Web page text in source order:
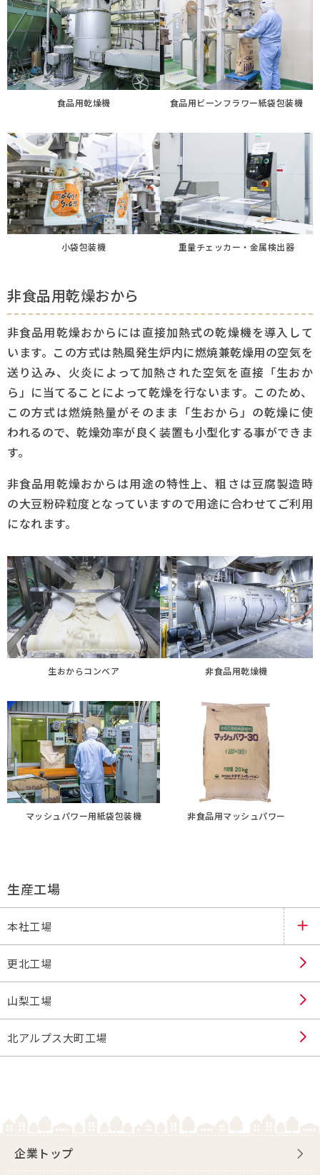
食品用乾燥機 食品用ビーンフラワー紙袋包装機
小袋包装機 重量チェッカー・金属検出器
非食品用乾燥おから
非食品用乾燥おからには直接加熱式の乾燥機を導入して
います。この方式は熱風発生炉内に燃焼兼乾燥用の空気を
送り込み、火炎によって加熱された空気を直接「生おか
ら」に当てることによって乾燥を行ないます。このため、
この方式は燃焼熱量がそのまま「生おから」の乾燥に使
われるので、乾燥効率が良く装置も小型化する事ができま
す。
非食品用乾燥おからは用途の特性上、粗さは豆腐製造時
の大豆粉砕粒度となっていますので用途に合わせてご利用
になれます。
生おからコンベア 非食品用乾燥機
マッシュパワー用紙袋包装機 非食品用マッシュパワー
生産工場
本社工場
更北工場
山梨工場
北アルプス大町工場
企業トップ